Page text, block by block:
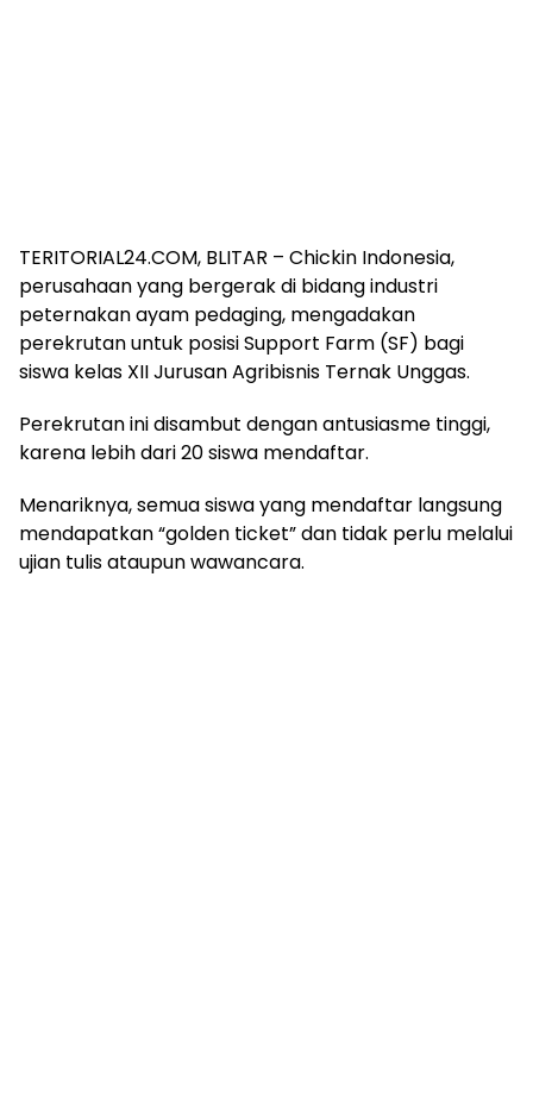
TERITORIAL24.COM, BLITAR – Chickin Indonesia,
perusahaan yang bergerak di bidang industri
peternakan ayam pedaging, mengadakan
perekrutan untuk posisi Support Farm (SF) bagi
siswa kelas XII Jurusan Agribisnis Ternak Unggas.
Perekrutan ini disambut dengan antusiasme tinggi,
karena lebih dari 20 siswa mendaftar.
Menariknya, semua siswa yang mendaftar langsung
mendapatkan “golden ticket” dan tidak perlu melalui
ujian tulis ataupun wawancara.